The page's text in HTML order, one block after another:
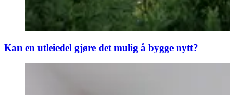
Kan en utleiedel gjøre det mulig å bygge nytt?